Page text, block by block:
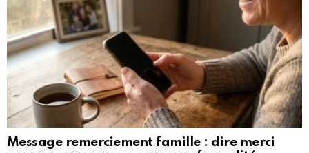
Message remerciement famille : dire merci